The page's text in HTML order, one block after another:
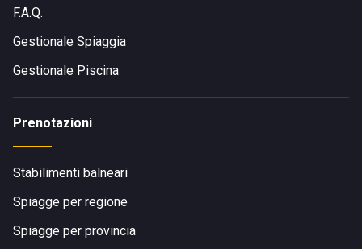
F.A.Q.
Gestionale Spiaggia
Gestionale Piscina
Prenotazioni
Stabilimenti balneari
Spiagge per regione
Spiagge per provincia